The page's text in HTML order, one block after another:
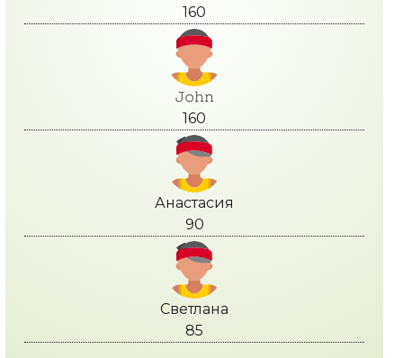
160
𝙹𝚘𝚑𝚗
160
Анастасия
90
Светлана
85